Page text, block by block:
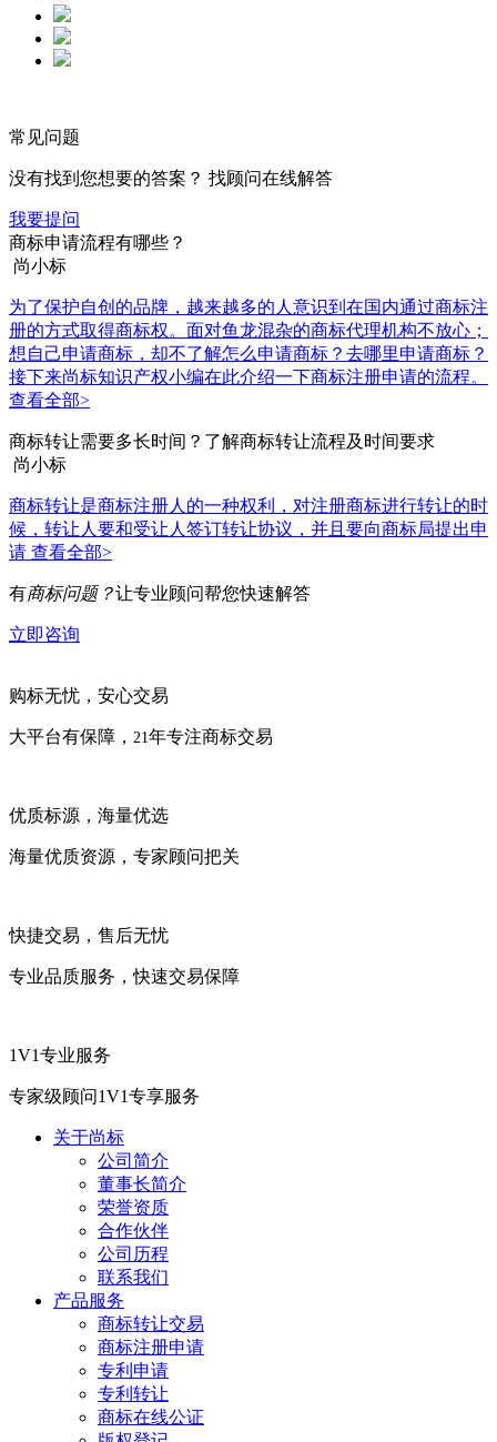
常见问题
没有找到您想要的答案？ 找顾问在线解答
我要提问
商标申请流程有哪些？
尚小标
为了保护自创的品牌，越来越多的人意识到在国内通过商标注
册的方式取得商标权。面对鱼龙混杂的商标代理机构不放心；
想自己申请商标，却不了解怎么申请商标？去哪里申请商标？
接下来尚标知识产权小编在此介绍一下商标注册申请的流程。
查看全部>
商标转让需要多长时间？了解商标转让流程及时间要求
尚小标
商标转让是商标注册人的一种权利，对注册商标进行转让的时
候，转让人要和受让人签订转让协议，并且要向商标局提出申
请 查看全部>
有商标问题？让专业顾问帮您快速解答
立即咨询
购标无忧，安心交易
大平台有保障， 21年专注商标交易
优质标源，海量优选
海量优质资源，专家顾问把关
快捷交易，售后无忧
专业品质服务，快速交易保障
1V1专业服务
专家级顾问1V1专享服务
关于尚标
公司简介
董事长简介
荣誉资质
合作伙伴
公司历程
联系我们
产品服务
商标转让交易
商标注册申请
专利申请
专利转让
商标在线公证